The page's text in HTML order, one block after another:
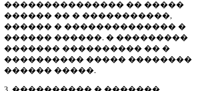
��������������� �� �����
������ �� � �����������,
������ � �������������� �
������ ������. � ���������
������� ���������� �� �
���������� ����� ��������
������ �����.
3. ���������� � �������